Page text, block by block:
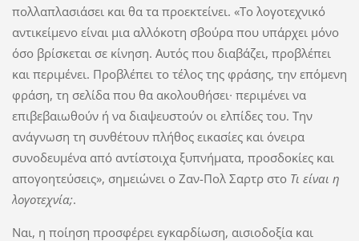
πολλαπλασιάσει και θα τα προεκτείνει. «Το λογοτεχνικό
αντικείμενο είναι μια αλλόκοτη σβούρα που υπάρχει μόνο
όσο βρίσκεται σε κίνηση. Αυτός που διαβάζει, προβλέπει
και περιμένει. Προβλέπει το τέλος της φράσης, την επόμενη
φράση, τη σελίδα που θα ακολουθήσει∙ περιμένει να
επιβεβαιωθούν ή να διαψευστούν οι ελπίδες του. Την
ανάγνωση τη συνθέτουν πλήθος εικασίες και όνειρα
συνοδευμένα από αντίστοιχα ξυπνήματα, προσδοκίες και
απογοητεύσεις», σημειώνει ο Ζαν-Πολ Σαρτρ στο Τι είναι η
λογοτεχνία;.
Ναι, η ποίηση προσφέρει εγκαρδίωση, αισιοδοξία και